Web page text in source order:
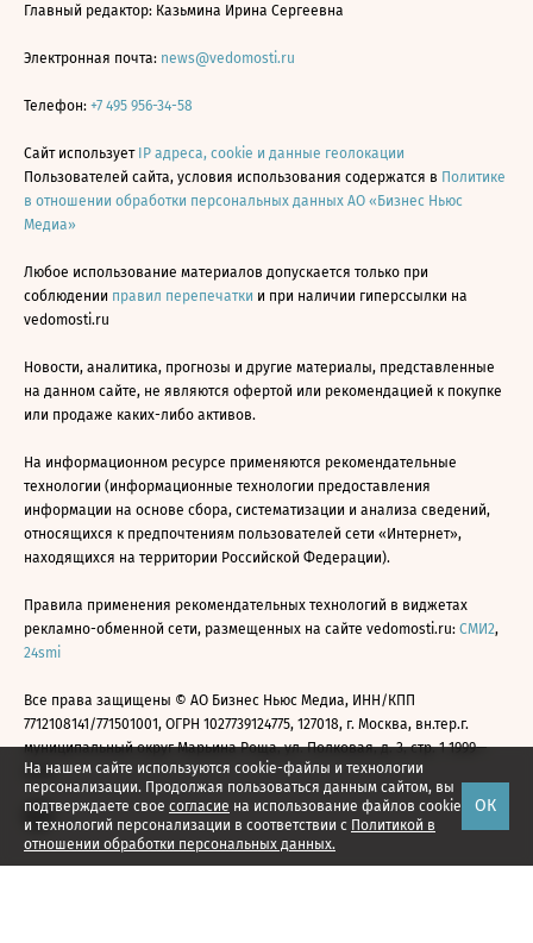
На нашем сайте используются cookie-файлы и технологии
персонализации. Продолжая пользоваться данным сайтом, вы
подтверждаете свое согласие на использование файлов cookie
и технологий персонализации в соответствии с Политикой в
отношении обработки персональных данных.
ОК
Главный редактор: Казьмина Ирина Сергеевна
Электронная почта: news@vedomosti.ru
Телефон: +7 495 956-34-58
Сайт использует IP адреса, cookie и данные геолокации
Пользователей сайта, условия использования содержатся в Политике
в отношении обработки персональных данных АО «Бизнес Ньюс
Медиа»
Любое использование материалов допускается только при
соблюдении правил перепечатки и при наличии гиперссылки на
vedomosti.ru
Новости, аналитика, прогнозы и другие материалы, представленные
на данном сайте, не являются офертой или рекомендацией к покупке
или продаже каких-либо активов.
На информационном ресурсе применяются рекомендательные
технологии (информационные технологии предоставления
информации на основе сбора, систематизации и анализа сведений,
относящихся к предпочтениям пользователей сети «Интернет»,
находящихся на территории Российской Федерации).
Правила применения рекомендательных технологий в виджетах
рекламно-обменной сети, размещенных на сайте vedomosti.ru: СМИ2,
24smi
Все права защищены © АО Бизнес Ньюс Медиа, ИНН/КПП
7712108141/771501001, ОГРН 1027739124775, 127018, г. Москва, вн.тер.г.
муниципальный округ Марьина Роща, ул. Полковая, д. 3, стр. 1 1999—
2026